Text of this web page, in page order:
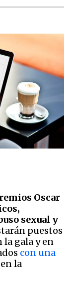
Oscar
sexual y
puestos
gala y en
con una
la